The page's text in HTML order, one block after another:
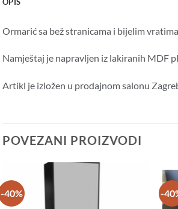
Ormarić sa bež stranicama i bijelim vratima
Namještaj je napravljen iz lakiranih MDF
Artikl je izložen u prodajnom salonu
POVEZANI PROIZVODI
-40% -